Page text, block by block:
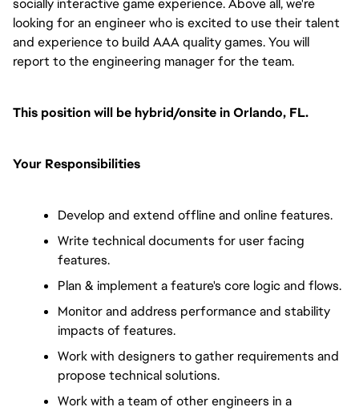
socially interactive game experience. Above all, we're
looking for an engineer who is excited to use their talent
and experience to build AAA quality games. You will
report to the engineering manager for the team.
This position will be hybrid/onsite in Orlando, FL.
Your Responsibilities
Develop and extend offline and online features.
Write technical documents for user facing
features.
Plan & implement a feature's core logic and flows.
Monitor and address performance and stability
impacts of features.
Work with designers to gather requirements and
propose technical solutions.
Work with a team of other engineers in a